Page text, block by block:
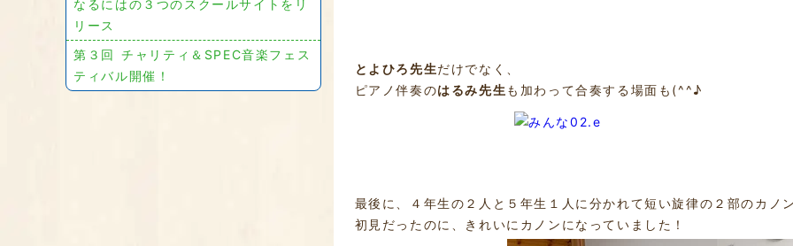
とよひろ先生だけでなく、
ピアノ伴奏のはるみ先生 も加わって合奏する場面も(^^♪
最後に、４年生の２人と５年生１人に分かれて短い旋律の２部のカノ
初見だったのに、きれいにカノンになっていました！
なるにはの３つのスクールサイトをリ
リース
第３回 チャリティ＆SPEC音楽フェス
ティバル開催！